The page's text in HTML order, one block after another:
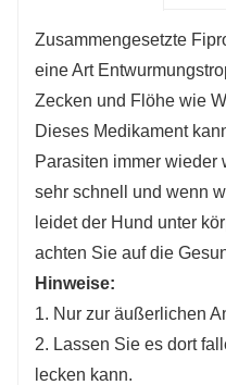
Zusammengesetzte
eine Art
Zecken und Flöhe wie
Dieses Medikament
Parasiten immer wieder
sehr schnell und wenn
leidet der Hund unter
achten Sie auf die
Hinweise:
1. Nur zur äußerlichen
2. Lassen Sie es dort
lecken kann.